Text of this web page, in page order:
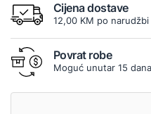
Cijena dostave
12,00 KM po narudžbi
Povrat robe
Moguć unutar 15 dana